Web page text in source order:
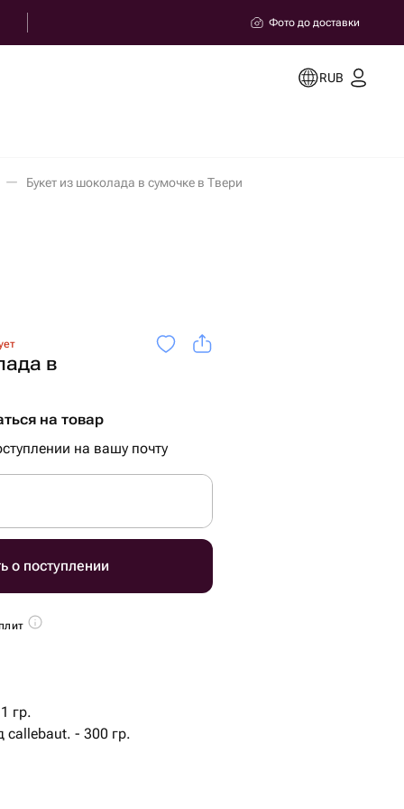
Фото до доставки
RUB
Букет из шоколада в сумочке в Твери
в
на товар
на вашу почту
о поступлении
гр.
callebaut. - 300 гр.